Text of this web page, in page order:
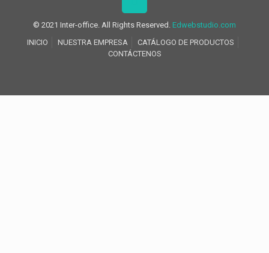
© 2021 Inter-office. All Rights Reserved. Edwebstudio.com
INICIO
NUESTRA EMPRESA
CATÁLOGO DE PRODUCTOS
CONTÁCTENOS